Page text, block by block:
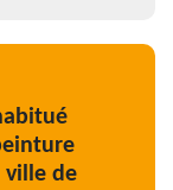
ville de